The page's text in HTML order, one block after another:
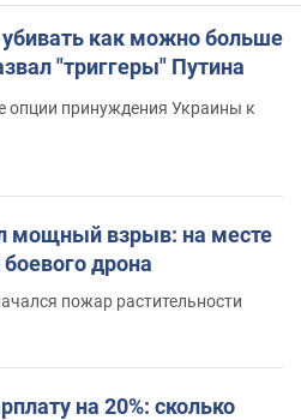
как можно больше
"триггеры" Путина
опции принуждения Украины к
мощный взрыв: на месте
дрона
пожар растительности
на 20%: сколько